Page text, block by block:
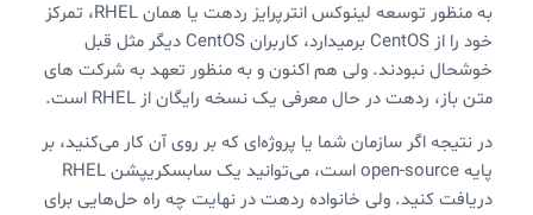
به منظور توسعه لینوکس انترپرایز ردهت یا همان RHEL، تمرکز
خود را از CentOS برمیدارد، کاربران CentOS دیگر مثل قبل
خوشحال نبودند. ولی هم اکنون و به منظور تعهد به شرکت های
متن باز، ردهت در حال معرفی یک نسخه رایگان از RHEL است.
در نتیجه اگر سازمان شما یا پروژه‌ای که بر روی آن کار می‌کنید، بر
پایه open-source‌ است، می‌توانید یک سابسکریپشن RHEL
دریافت کنید. ولی خانواده ردهت در نهایت چه راه حل‌هایی برای